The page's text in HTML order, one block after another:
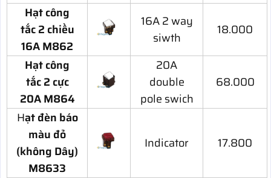
Hạt công
tắc 2 chiều
16A M862
16A 2 way
siwth
18.000
Hạt công
tắc 2 cực
20A M864
20A
double
pole swich
68.000
Hạt đèn báo
màu đỏ
(không Dây)
M8633
Indicator 17.800